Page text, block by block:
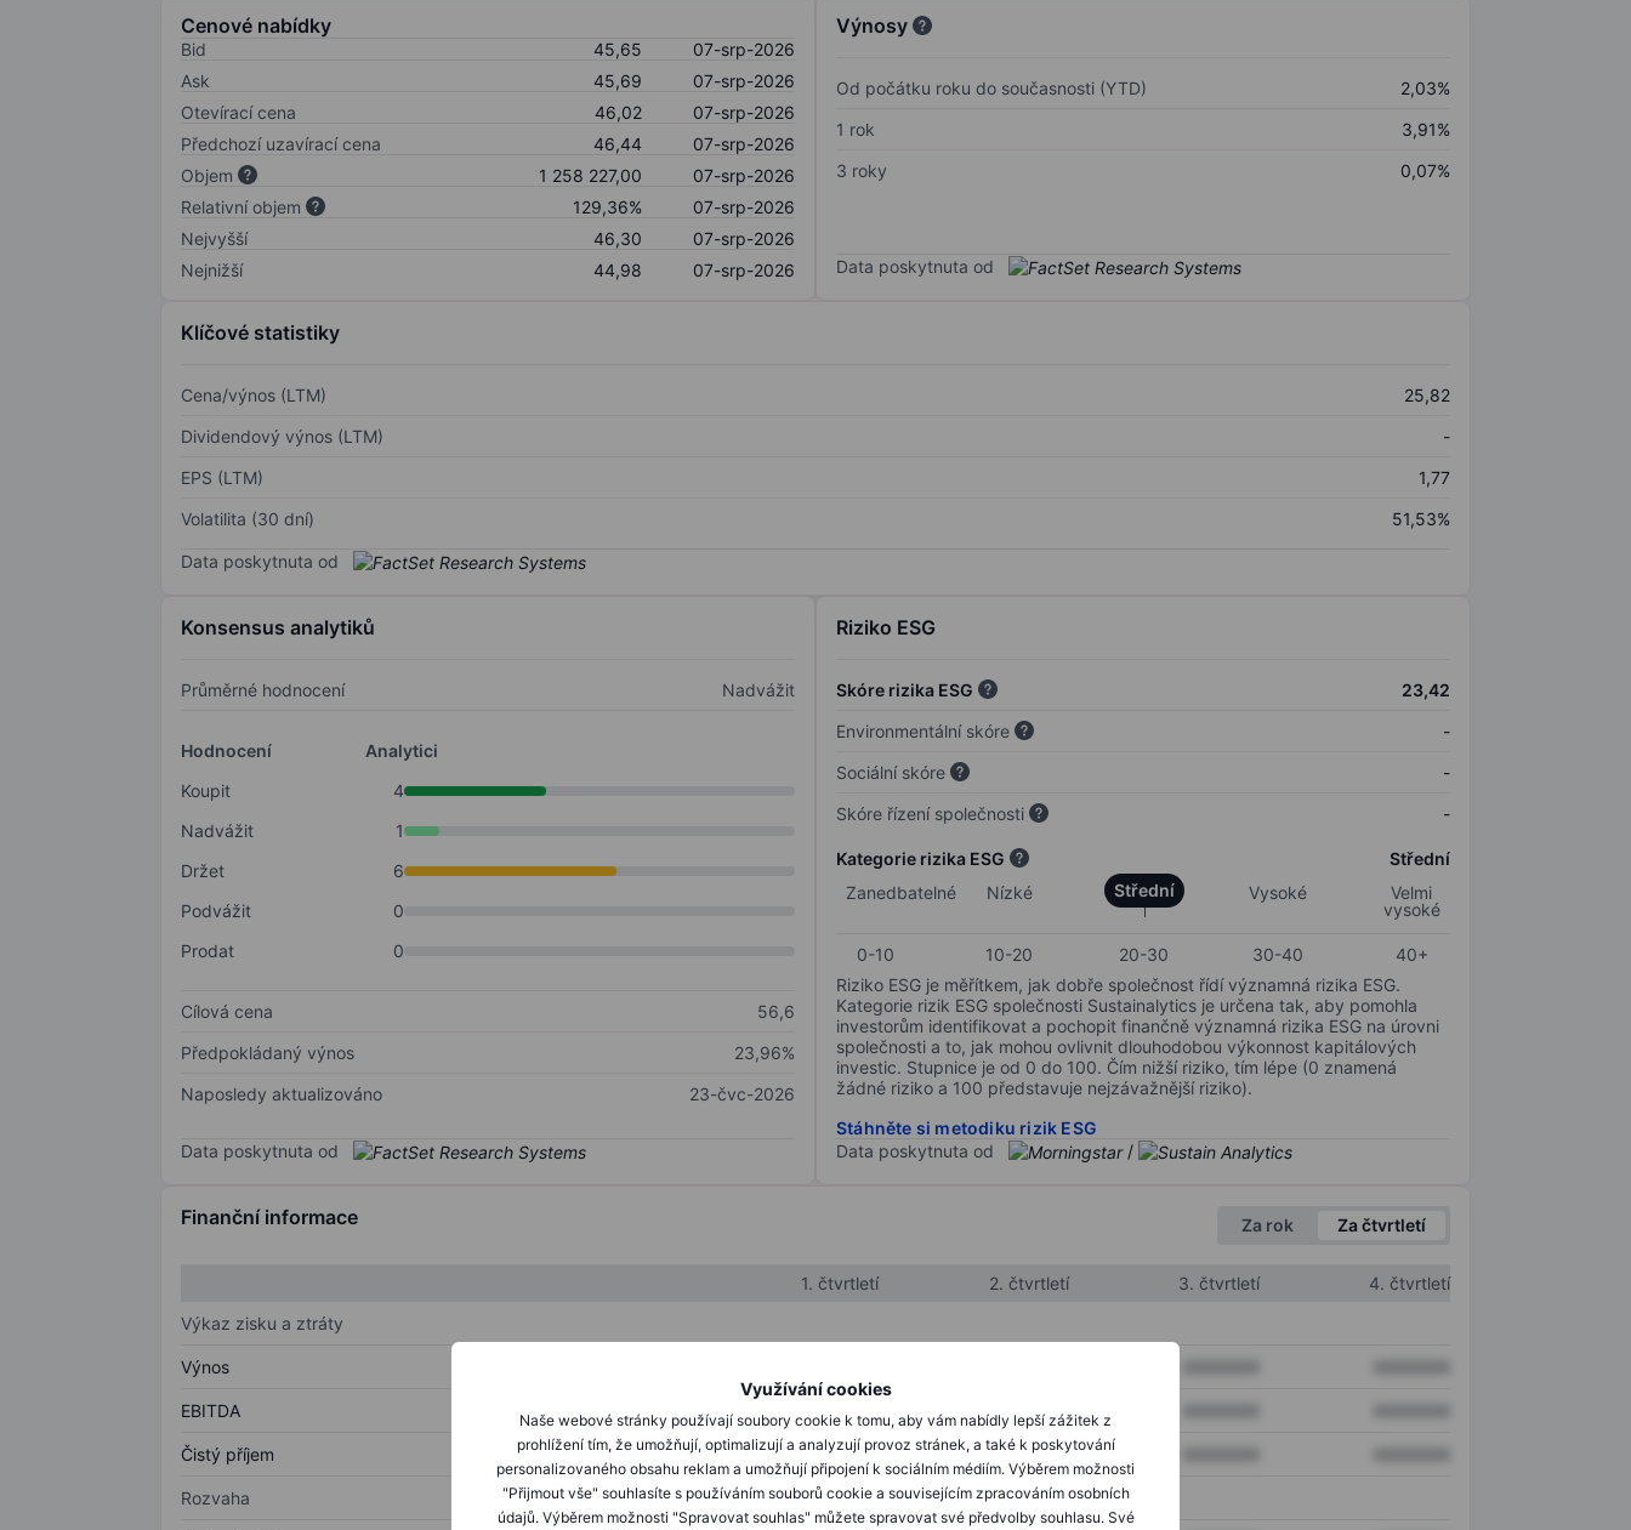
Využívání cookies
Naše webové stránky používají soubory cookie k tomu, aby vám nabídly lepší zážitek z
prohlížení tím, že umožňují, optimalizují a analyzují provoz stránek, a také k poskytování
personalizovaného obsahu reklam a umožňují připojení k sociálním médiím. Výběrem možnosti
"Přijmout vše" souhlasíte s používáním souborů cookie a souvisejícím zpracováním osobních
údajů. Výběrem možnosti "Spravovat souhlas" můžete spravovat své předvolby souhlasu. Své
Cenové nabídky
Bid 45,65
07-srp-2026
Ask
45,69
07-srp-2026
Otevírací cena
46,02
07-srp-2026
Předchozí uzavírací cena
46,44
07-srp-2026
Objem
1 258 227,00
07-srp-2026
Relativní objem
129,36%
07-srp-2026
Nejvyšší
46,30
07-srp-2026
Nejnižší
44,98 07-srp-2026
Výnosy
Od počátku roku do současnosti (YTD)
2,03%
1 rok
3,91%
3 roky
0,07%
Data poskytnuta od
Klíčové statistiky
Cena/výnos (LTM)
25,82
Dividendový výnos (LTM)
-
EPS (LTM)
1,77
Volatilita (30 dní)
51,53%
Data poskytnuta od
Konsensus analytiků
Průměrné hodnocení Nadvážit
Hodnocení
Analytici
Koupit
4
Nadvážit
1
Držet
6
Podvážit
0
Prodat
0
Cílová cena
56,6
Předpokládaný výnos
23,96%
Naposledy aktualizováno
23-čvc-2026
Data poskytnuta od
Riziko ESG
Skóre rizika ESG
23,42
Environmentální skóre
-
Sociální skóre
-
Skóre řízení společnosti
-
Kategorie rizika ESG
Střední
Zanedbatelné
Nízké Střední Vysoké
Velmi
vysoké
0-10 10-20 20-30 30-40
40+
Riziko ESG je měřítkem, jak dobře společnost řídí významná rizika ESG.
Kategorie rizik ESG společnosti Sustainalytics je určena tak, aby pomohla
investorům identifikovat a pochopit finančně významná rizika ESG na úrovni
společnosti a to, jak mohou ovlivnit dlouhodobou výkonnost kapitálových
investic. Stupnice je od 0 do 100. Čím nižší riziko, tím lépe (0 znamená
žádné riziko a 100 představuje nejzávažnější riziko).
Stáhněte si metodiku rizik ESG
Data poskytnuta od
/
Finanční informace Za rok Za čtvrtletí
1. čtvrtletí 2. čtvrtletí 3. čtvrtletí
4. čtvrtletí
Výkaz zisku a ztráty
Výnos
EBITDA XXXXXXX XXXXXXX
Čistý příjem XXXXXXX XXXXXXX
Rozvaha